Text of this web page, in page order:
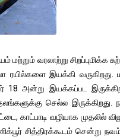
மற்றும் வரலாற்று சிறப்புமிக்க
ரயில்களை இயக்கி வருகிறது.
18 அன்று இயக்கப்பட
செல்ல இருக்கிறது.
காட்பாடி வழியாக முதலில்
சித்திரக்கூடம் சென்று